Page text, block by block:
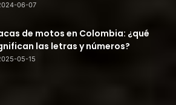
06-07
de motos en Colombia: ¿qué
las letras y números?
05-15